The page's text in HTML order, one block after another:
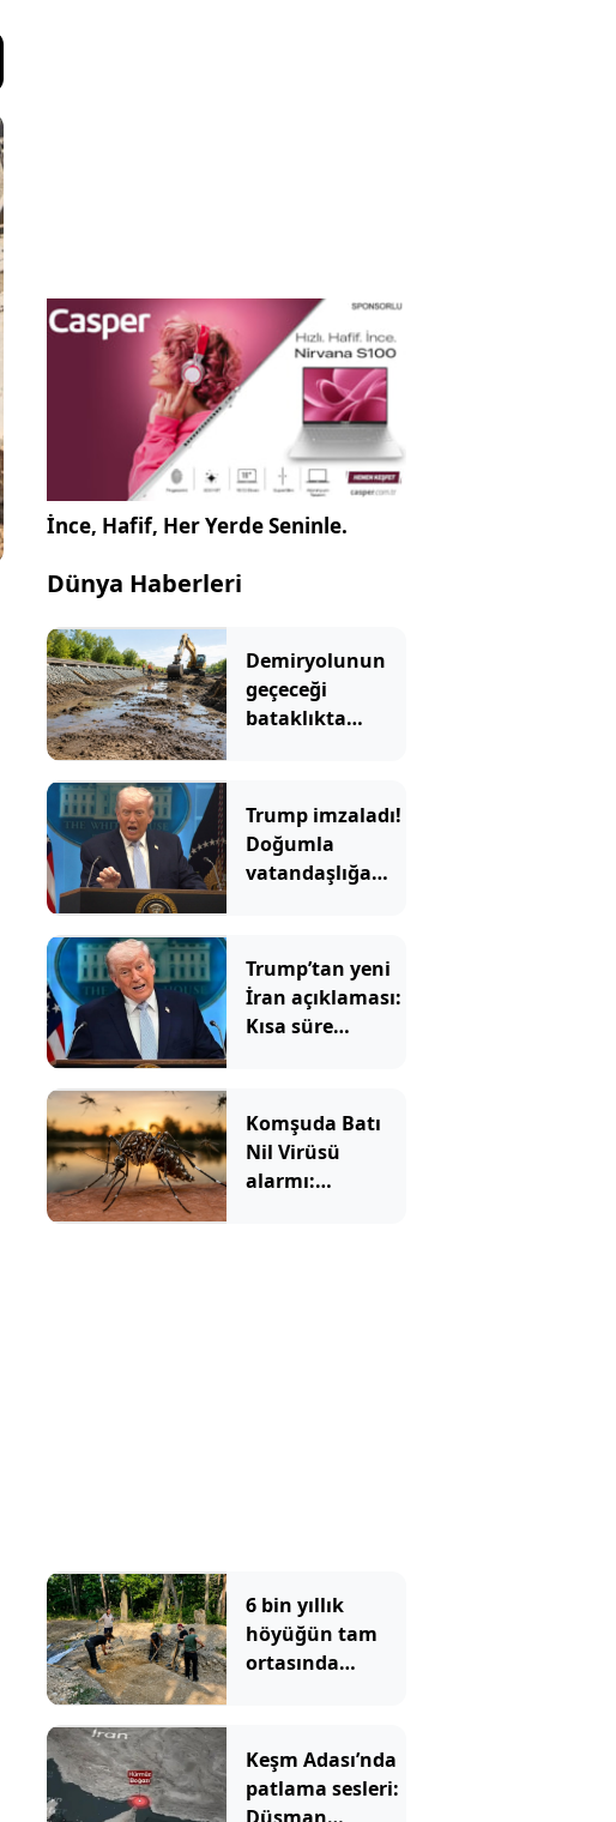
İnce, Hafif, Her Yerde Seninle.
Dünya Haberleri
Demiryolunun
geçeceği
bataklıkta
Trump imzaladı!
Doğumla
vatandaşlığa
Trump’tan yeni
İran açıklaması:
Kısa süre
Komşuda Batı
Nil Virüsü
alarmı:
6 bin yıllık
höyüğün tam
ortasında
fark etmemiş
Keşm Adası’nda
patlama sesleri: